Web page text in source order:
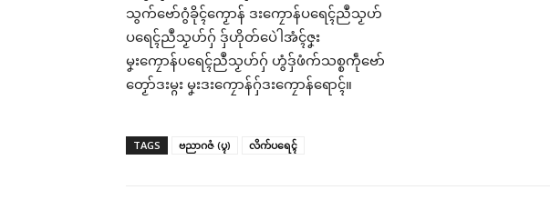
သွက်ဗော်ဂွံခိုၚ်ကၟောန် ဒးကၠောန်ပရေၚ်ညဳသၟဟ်
ပရေၚ်ညဳသၟဟ်ဂှ် ဒှ်ဟိုတ်ပေဲါအံၚ်ဇၞး
မၞးကၠောန်ပရေၚ်ညဳသၟဟ်ဂှ် ဟွံဒှ်ဖံက်သစ္စကဵုဗော်
တၟော်ဒးမ္ဂး မၞးဒးကၠောန်ဂှ်ဒးကၠောန်ရောၚ်။
TAGS ဗညာဂဇံ (ပ္ၚ) လိက်ပရေၚ်